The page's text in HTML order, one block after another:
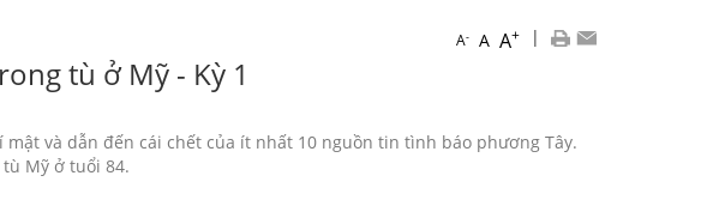
A- A A+ |
tù ở Mỹ - Kỳ 1
và dẫn đến cái chết của ít nhất 10 nguồn tin tình báo phương Tây.
Mỹ ở tuổi 84.